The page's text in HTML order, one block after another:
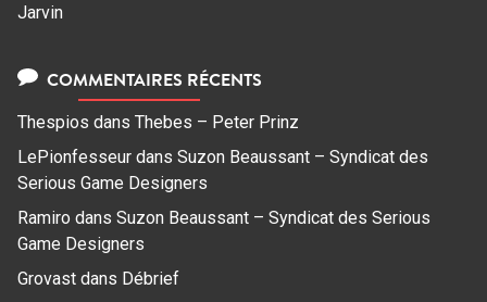
Jarvin
COMMENTAIRES RÉCENTS
Thespios dans Thebes – Peter Prinz
LePionfesseur dans Suzon Beaussant – Syndicat des
Serious Game Designers
Ramiro dans Suzon Beaussant – Syndicat des Serious
Game Designers
Grovast dans Débrief